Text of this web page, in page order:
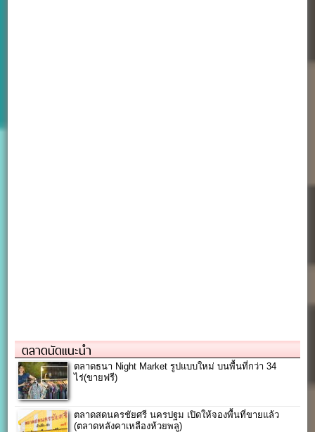
ตลาดนัดแนะนำ
ตลาดธนา Night Market รูปแบบใหม่ บนพื้นที่กว่า 34
ไร่(ขายฟรี)
ตลาดสดนครชัยศรี นครปฐม เปิดให้จองพื้นที่ขายแล้ว
(ตลาดหลังคาเหลืองห้วยพลู)